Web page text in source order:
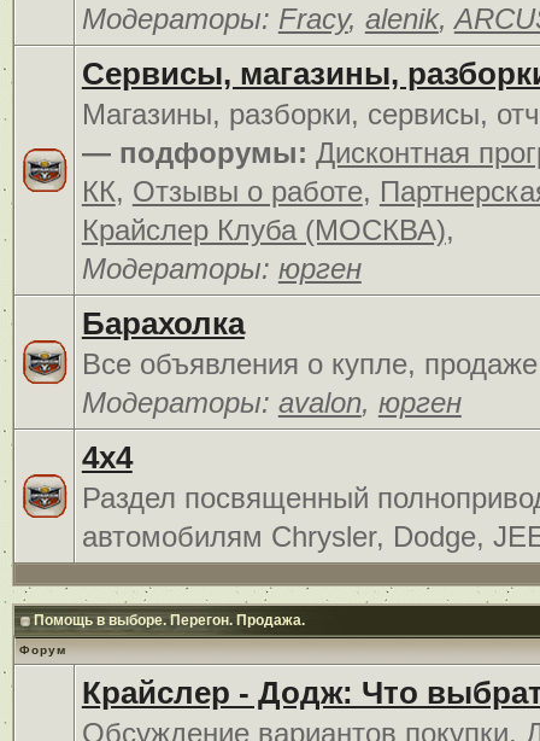
Модераторы: Fracy, alenik,
Сервисы, магазины,
Магазины, разборки, сервисы,
— подфорумы: Дисконтная
КК, Отзывы о работе,
Крайслер Клуба (МОСКВА),
Модераторы: юрген
Барахолка
Все объявления о купле,
Модераторы: avalon, юрген
4x4
Раздел посвященный
автомобилям Chrysler, Dodge,
Помощь в выборе. Перегон. Продажа.
Форум
Крайслер - Додж: Что
Обсуждение вариантов покупки.